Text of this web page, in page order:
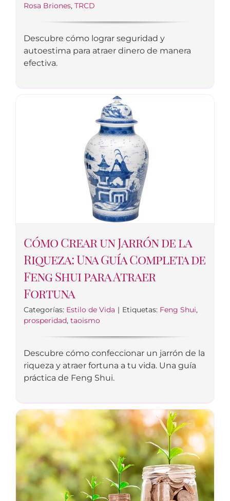
Rosa Briones, TRCD
Descubre cómo lograr seguridad y
autoestima para atraer dinero de manera
efectiva.
Cómo Crear un Jarrón de la
Riqueza: Una Guía Completa de
Feng Shui para Atraer
Fortuna
Categorías: Estilo de Vida | Etiquetas: Feng Shui,
prosperidad, taoismo
Descubre cómo confeccionar un jarrón de la
riqueza y atraer fortuna a tu vida. Una guía
práctica de Feng Shui.